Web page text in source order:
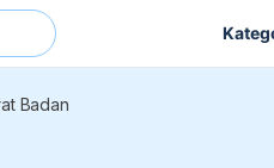
Badan